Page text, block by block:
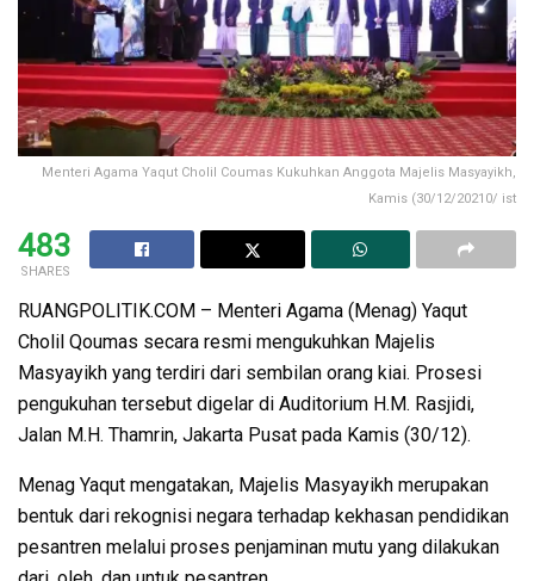
Menteri Agama Yaqut Cholil Coumas Kukuhkan Anggota Majelis Masyayikh,
Kamis (30/12/20210/ ist
483
SHARES
RUANGPOLITIK.COM – Menteri Agama (Menag) Yaqut
Cholil Qoumas secara resmi mengukuhkan Majelis
Masyayikh yang terdiri dari sembilan orang kiai. Prosesi
pengukuhan tersebut digelar di Auditorium H.M. Rasjidi,
Jalan M.H. Thamrin, Jakarta Pusat pada Kamis (30/12).
Menag Yaqut mengatakan, Majelis Masyayikh merupakan
bentuk dari rekognisi negara terhadap kekhasan pendidikan
pesantren melalui proses penjaminan mutu yang dilakukan